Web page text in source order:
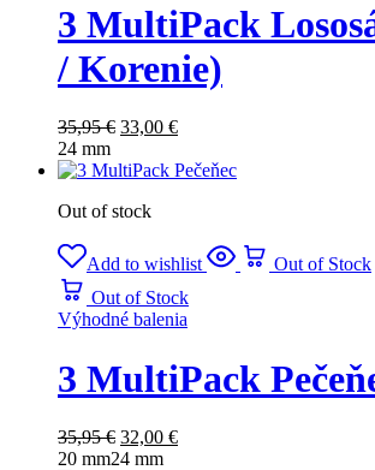
3 MultiPack
/ Korenie)
35,95€ 33,00 €
24 mm
Out of stock
Add to wishlist
Out of Stock
Out of Stock
Výhodné balenia
3 MultiPack
35,95€ 32,00 €
20 mm24 mm